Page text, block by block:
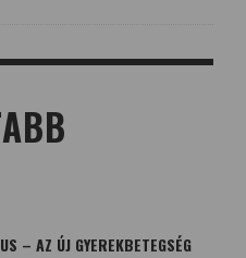
– AZ ÚJ GYEREKBETEGSÉG